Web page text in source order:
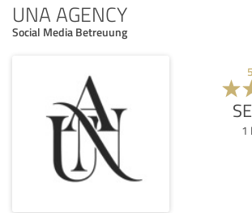
UNA AGENCY
Social Media Betreuung
1